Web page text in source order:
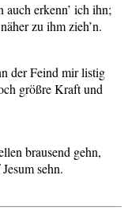
auch erkenn’ ich ihn;
zu ihm zieh’n.
der Feind mir listig
größre Kraft und
brausend gehn,
sehn.